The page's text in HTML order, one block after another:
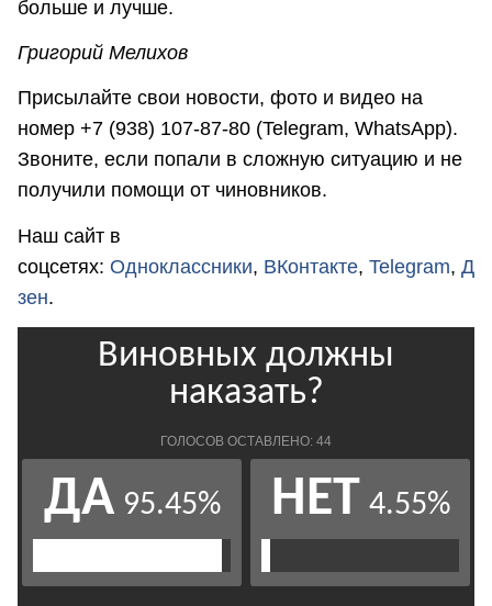
больше и лучше.
Григорий Мелихов
Присылайте свои новости, фото и видео на
номер +7 (938) 107-87-80 (Telegram, WhatsApp).
Звоните, если попали в сложную ситуацию и не
получили помощи от чиновников.
Наш сайт в
соцсетях: Одноклассники, ВКонтакте, Telegram, Д
зен.